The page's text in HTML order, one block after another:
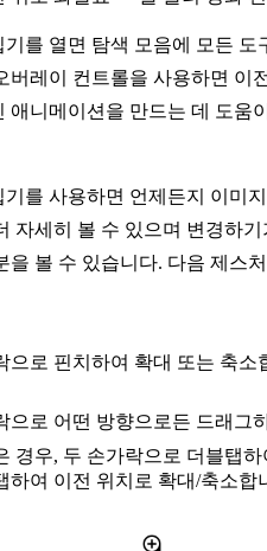
기를 열면 탐색 모음에 모든
버레이 컨트롤을 사용하면 이
애니메이션을 만드는 데 도움
기를 사용하면 언제든지 이미
자세히 볼 수 있으며 변경하
을 볼 수 있습니다. 다음 제스
으로 핀치하여 확대 또는 축소
으로 어떤 방향으로든 드래그
경우, 두 손가락으로 더블탭
하여 이전 위치로 확대/축소합